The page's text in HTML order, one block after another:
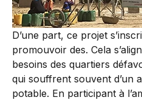
D’une part, ce projet
promouvoir des. Cela
besoins des quartiers
qui souffrent souvent d’un
potable. En participant à